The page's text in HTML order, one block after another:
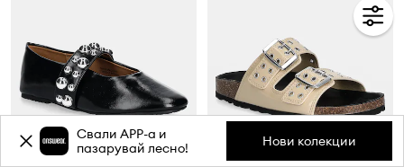
Свали APP-a и
пазарувай лесно!
Нови колекции